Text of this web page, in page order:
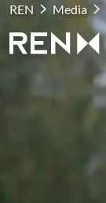
REN Media